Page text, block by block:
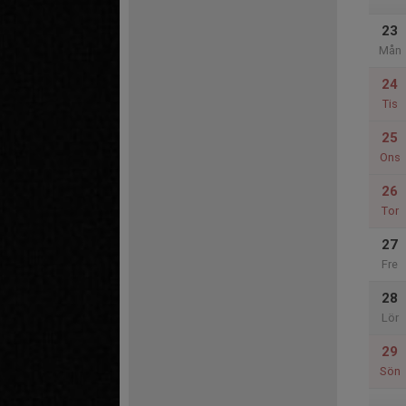
23
Mån
24
Tis
25
Ons
26
Tor
27
Fre
28
Lör
29
Sön